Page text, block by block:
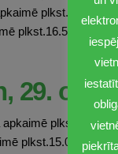
plkst. 13.20 –
plkst.16.50 –
29.
plkst.11.00
plkst.15.00 –